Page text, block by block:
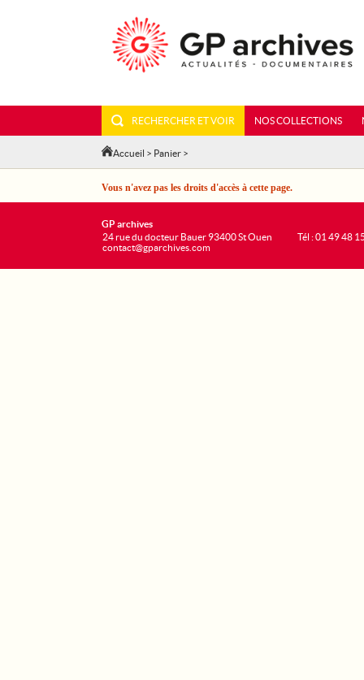
RECHERCHER ET VOIR NOS COLLECTIONS
Accueil > Panier >
Vous n'avez pas les droits d'accès à cette page.
GP archives
24 rue du docteur Bauer 93400 St Ouen
contact@gparchives.com
Tél : 01 49 48